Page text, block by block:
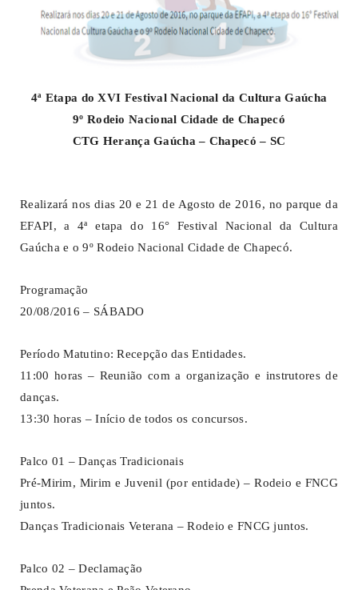
4ª Etapa do XVI Festival Nacional da Cultura Gaúcha
9º Rodeio Nacional Cidade de Chapecó
CTG Herança Gaúcha – Chapecó – SC
Realizará nos dias 20 e 21 de Agosto de 2016, no parque da
EFAPI, a 4ª etapa do 16° Festival Nacional da Cultura
Gaúcha e o 9º Rodeio Nacional Cidade de Chapecó.
Programação
20/08/2016 – SÁBADO
Período Matutino: Recepção das Entidades.
11:00 horas – Reunião com a organização e instrutores de
danças.
13:30 horas – Início de todos os concursos.
Palco 01 – Danças Tradicionais
Pré-Mirim, Mirim e Juvenil (por entidade) – Rodeio e FNCG
juntos.
Danças Tradicionais Veterana – Rodeio e FNCG juntos.
Palco 02 – Declamação